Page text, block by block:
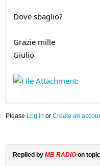
Dove sbaglio?
Grazie mille
Giulio
Please Log in or Create an
Replied by MB RADIOon topic